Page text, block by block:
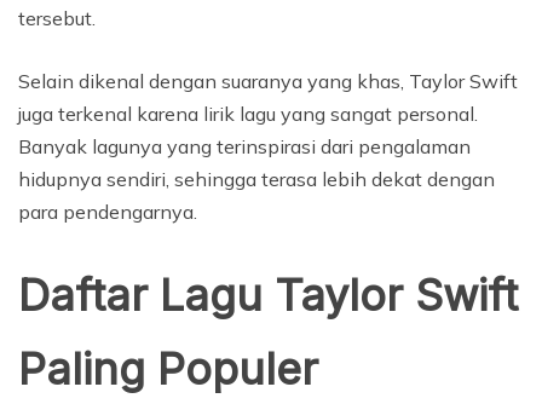
tersebut.
Selain dikenal dengan suaranya yang khas, Taylor Swift
juga terkenal karena lirik lagu yang sangat personal.
Banyak lagunya yang terinspirasi dari pengalaman
hidupnya sendiri, sehingga terasa lebih dekat dengan
para pendengarnya.
Daftar Lagu Taylor Swift
Paling Populer